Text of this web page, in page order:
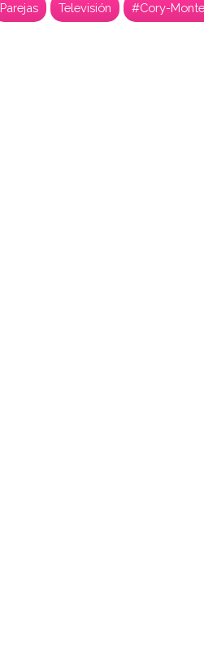
Parejas Televisión #Cory-